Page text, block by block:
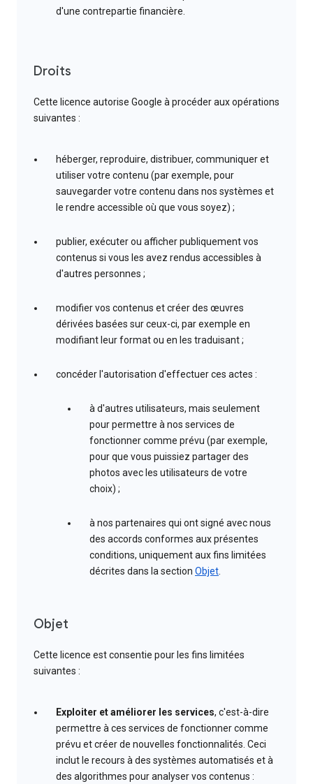
d'une contrepartie financière.
Droits
Cette licence autorise Google à procéder aux opérations
suivantes :
héberger, reproduire, distribuer, communiquer et
utiliser votre contenu (par exemple, pour
sauvegarder votre contenu dans nos systèmes et
le rendre accessible où que vous soyez) ;
publier, exécuter ou afficher publiquement vos
contenus si vous les avez rendus accessibles à
d'autres personnes ;
modifier vos contenus et créer des œuvres
dérivées basées sur ceux-ci, par exemple en
modifiant leur format ou en les traduisant ;
concéder l'autorisation d'effectuer ces actes :
à d'autres utilisateurs, mais seulement
pour permettre à nos services de
fonctionner comme prévu (par exemple,
pour que vous puissiez partager des
photos avec les utilisateurs de votre
choix) ;
à nos partenaires qui ont signé avec nous
des accords conformes aux présentes
conditions, uniquement aux fins limitées
décrites dans la section Objet.
Objet
Cette licence est consentie pour les fins limitées
suivantes :
Exploiter et améliorer les services, c'est-à-dire
permettre à ces services de fonctionner comme
prévu et créer de nouvelles fonctionnalités. Ceci
inclut le recours à des systèmes automatisés et à
des algorithmes pour analyser vos contenus :